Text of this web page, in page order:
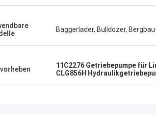
Baggerlader, Bulldozer,
11C2276 Getriebepumpe für
CLG856H